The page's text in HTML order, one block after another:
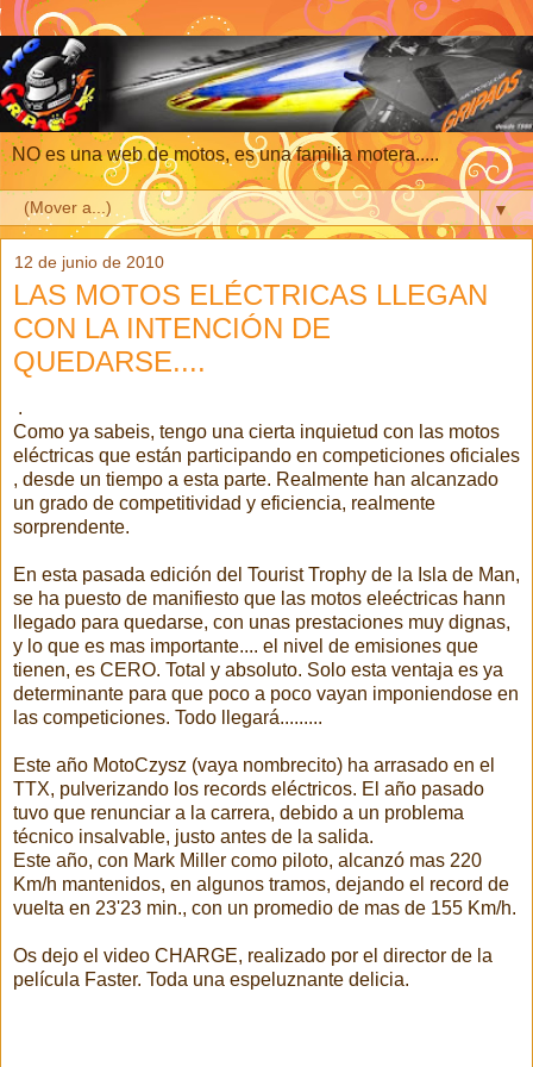
NO es una web de motos, es una familia motera.....
▼
12 de junio de 2010
LAS MOTOS ELÉCTRICAS LLEGAN
CON LA INTENCIÓN DE
QUEDARSE....
.
Como ya sabeis, tengo una cierta inquietud con las motos
eléctricas que están participando en competiciones oficiales
, desde un tiempo a esta parte. Realmente han alcanzado
un grado de competitividad y eficiencia, realmente
sorprendente.
En esta pasada edición del Tourist Trophy de la Isla de Man,
se ha puesto de manifiesto que las motos eleéctricas hann
llegado para quedarse, con unas prestaciones muy dignas,
y lo que es mas importante.... el nivel de emisiones que
tienen, es CERO. Total y absoluto. Solo esta ventaja es ya
determinante para que poco a poco vayan imponiendose en
las competiciones. Todo llegará.........
Este año MotoCzysz (vaya nombrecito) ha arrasado en el
TTX, pulverizando los records eléctricos. El año pasado
tuvo que renunciar a la carrera, debido a un problema
técnico insalvable, justo antes de la salida.
Este año, con Mark Miller como piloto, alcanzó mas 220
Km/h mantenidos, en algunos tramos, dejando el record de
vuelta en 23'23 min., con un promedio de mas de 155 Km/h.
Os dejo el video CHARGE, realizado por el director de la
película Faster. Toda una espeluznante delicia.